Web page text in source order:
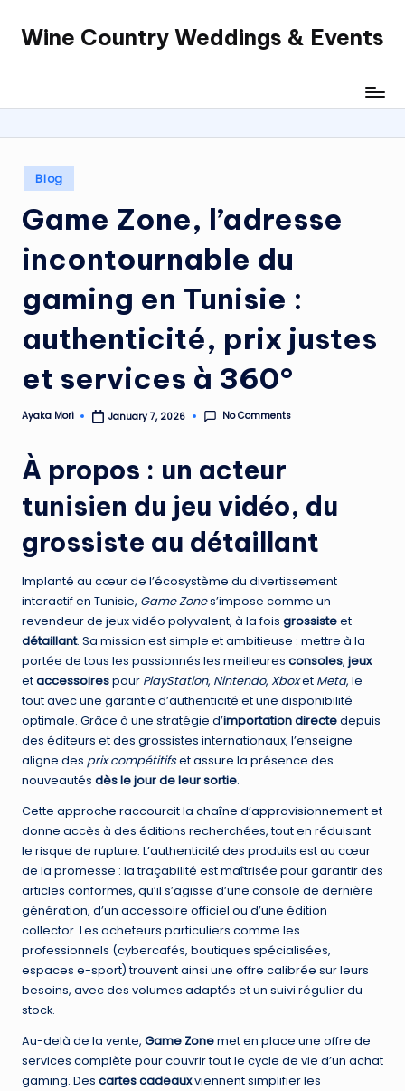
SkipWine Country Weddings & Events
Posted
in
Blog
Game Zone, l’adresse
incontournable du
gaming en Tunisie :
authenticité, prix justes
et services à 360°
Posted
Ayaka Mori January 7, 2026 No Comments
À propos : un acteur
tunisien du jeu vidéo, du
grossiste au détaillant
Implanté au cœur de l’écosystème du divertissement
interactif en Tunisie, Game Zones’impose comme un
revendeur de jeux vidéo polyvalent, à la fois grossisteet
détaillant. Sa mission est simple et ambitieuse : mettre à la
portée de tous les passionnés les meilleures consoles, jeux
etaccessoirespour PlayStation, Nintendo, Xboxet Meta, le
tout avec une garantie d’authenticité et une disponibilité
optimale. Grâce à une stratégie d’importation directedepuis
des éditeurs et des grossistes internationaux, l’enseigne
aligne des prix compétitifset assure la présence des
nouveautés dès le jour de leur sortie.
Cette approche raccourcit la chaîne d’approvisionnement et
donne accès à des éditions recherchées, tout en réduisant
le risque de rupture. L’authenticité des produits est au cœur
de la promesse : la traçabilité est maîtrisée pour garantir des
articles conformes, qu’il s’agisse d’une console de dernière
génération, d’un accessoire officiel ou d’une édition
collector. Les acheteurs particuliers comme les
professionnels (cybercafés, boutiques spécialisées,
espaces e-sport) trouvent ainsi une offre calibrée sur leurs
besoins, avec des volumes adaptés et un suivi régulier du
stock.
Au-delà de la vente, Game Zonemet en place une offre de
services complète pour couvrir tout le cycle de vie d’un achat
gaming. Des cartes cadeauxviennent simplifier les